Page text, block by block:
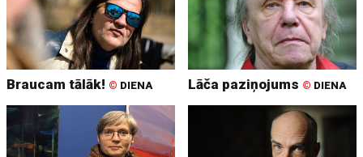
Braucam tālāk! © DIENA Lāča paziņojums © DIENA